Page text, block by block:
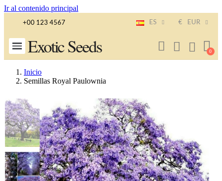
Ir al contenido principal
+00 123 4567 ES € EUR
Exotic Seeds
Inicio
Semillas Royal Paulownia